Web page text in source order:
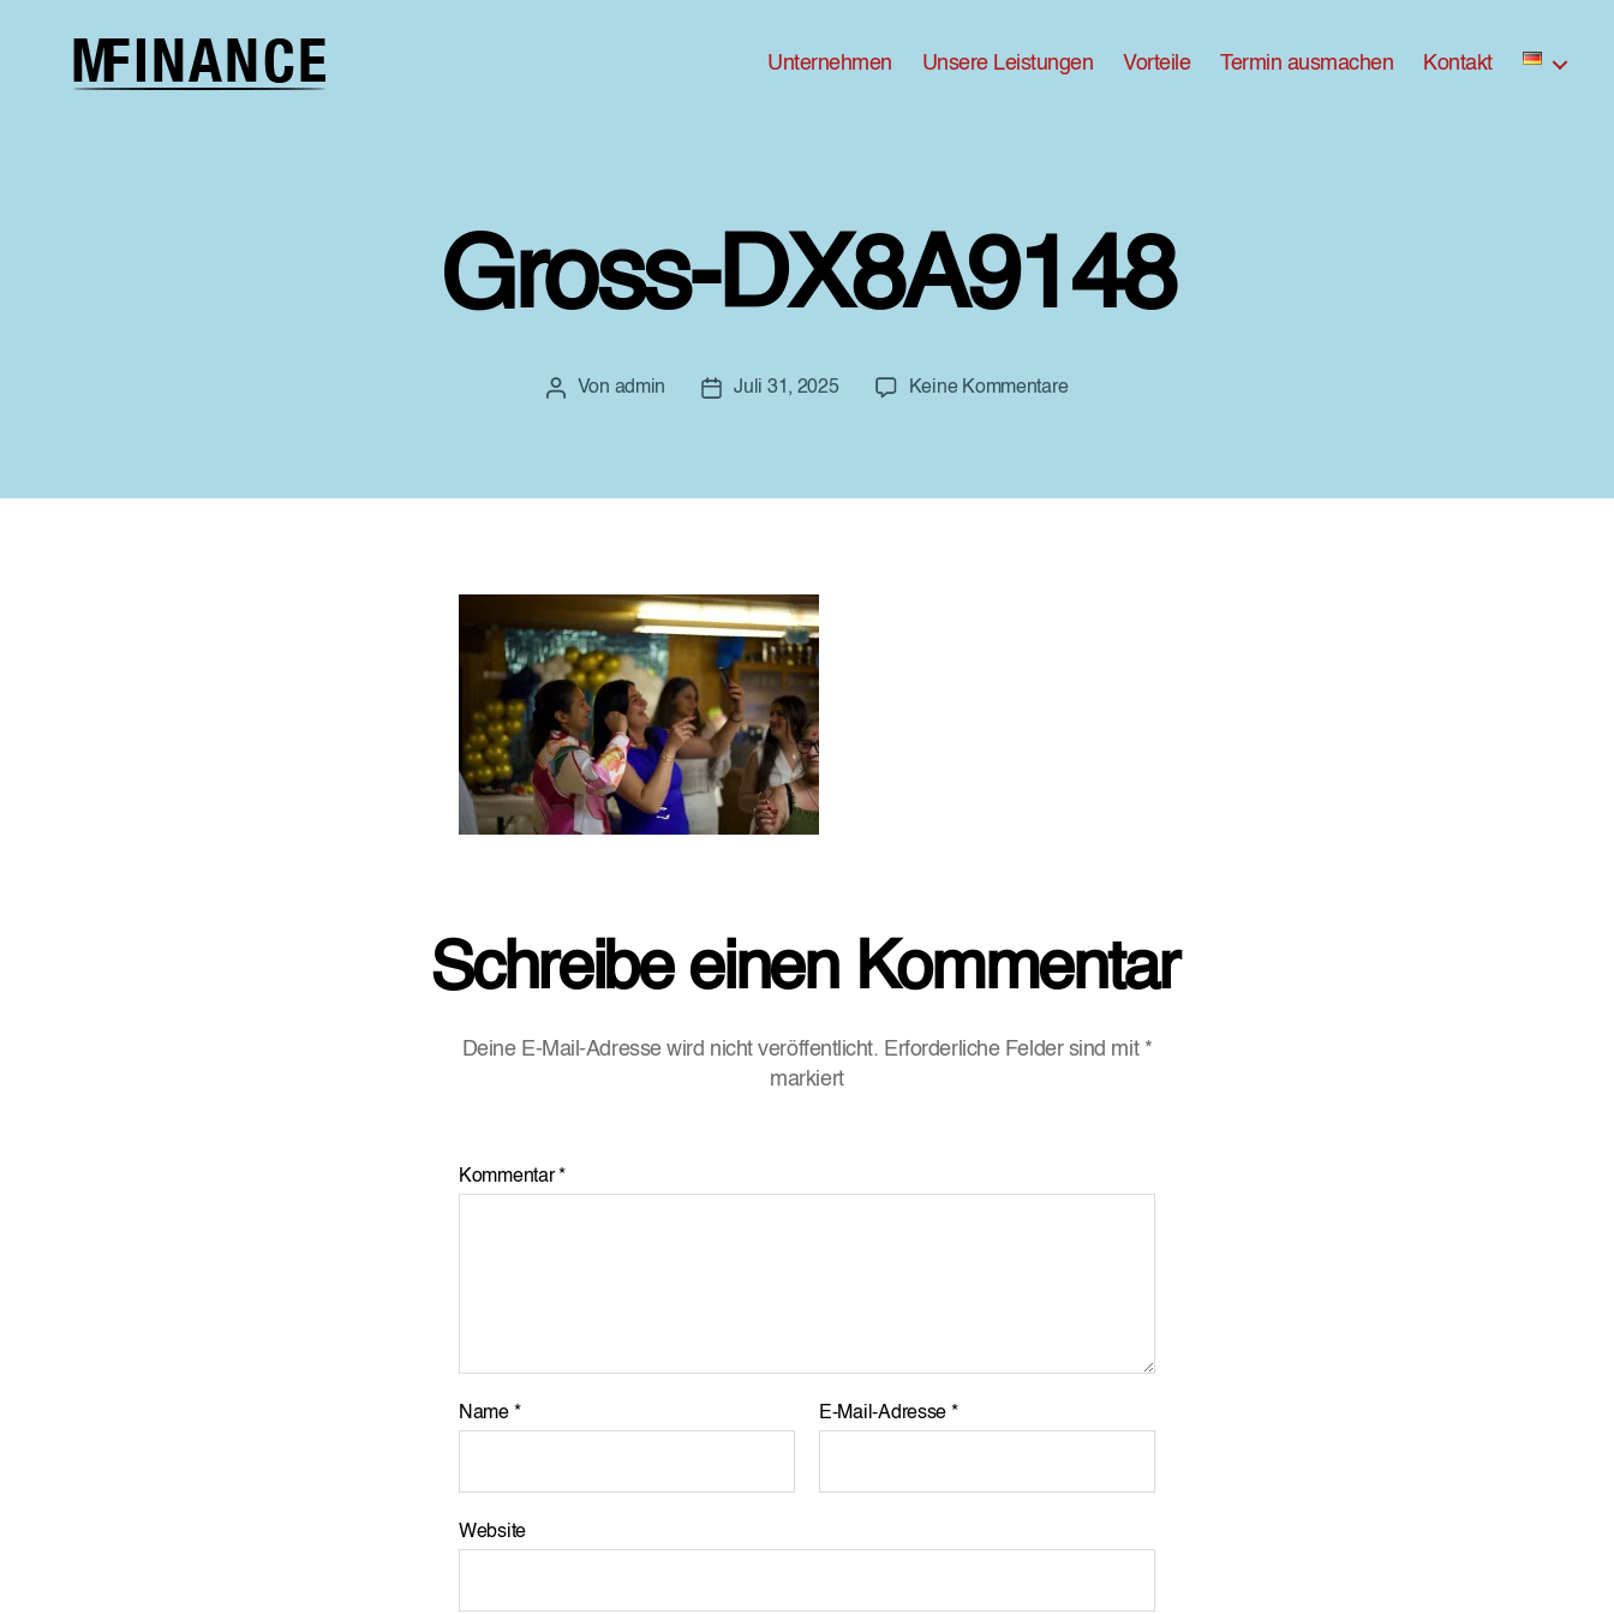
Unternehmen Unsere Leistungen Vorteile Termin ausmachen Kontakt
Gross-DX8A9148
Beitragsautor
Von admin Beitragsdatum
Juli 31, 2025 Keine Kommentarezu
Schreibe einen Kommentar
Deine E-Mail-Adresse wird nicht veröffentlicht. Erforderliche Felder sind mit *
markiert
Kommentar*
Name * E-Mail-Adresse *
Website